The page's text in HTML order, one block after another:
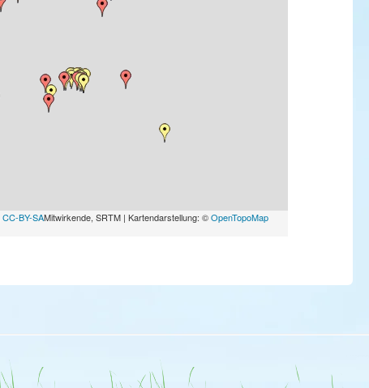
CC-BY-SAMitwirkende, SRTM | Kartendarstellung: ©OpenTopoMap